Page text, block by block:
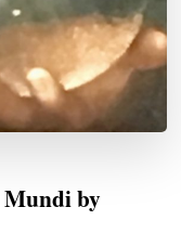
Mundi by